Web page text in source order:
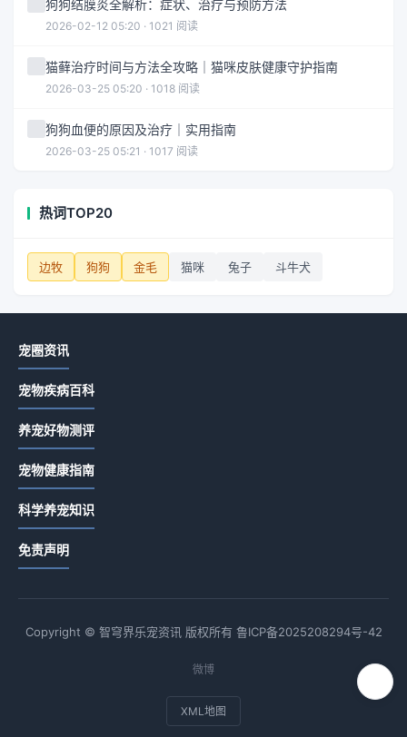
狗狗结膜炎全解析：症状、治疗与预防方法
2026-02-12 05:20 · 1021 阅读
猫藓治疗时间与方法全攻略｜猫咪皮肤健康守护指南
2026-03-25 05:20 · 1018 阅读
狗狗血便的原因及治疗｜实用指南
2026-03-25 05:21 · 1017 阅读
热词TOP20
边牧 狗狗 金毛 猫咪 兔子 斗牛犬
宠圈资讯
宠物疾病百科
养宠好物测评
宠物健康指南
科学养宠知识
免责声明
Copyright © 智穹界乐宠资讯 版权所有 鲁ICP备2025208294号-42
微博
XML地图